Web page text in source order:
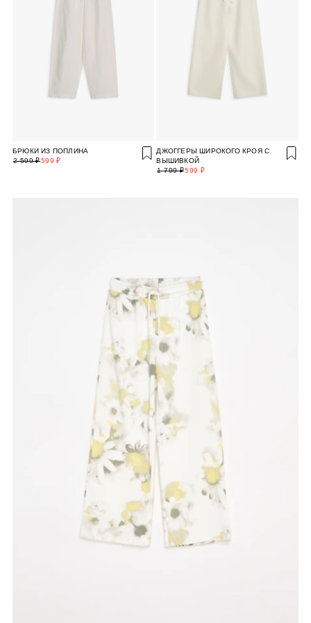
БРЮКИ ИЗ ПОПЛИНА
599 ₽
2 599 ₽
ДЖОГГЕРЫ ШИРОКОГО КРОЯ С
ВЫШИВКОЙ
599 ₽
1 799 ₽